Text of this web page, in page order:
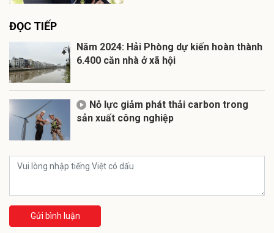
ĐỌC TIẾP
Năm 2024: Hải Phòng dự kiến hoàn thành
6.400 căn nhà ở xã hội
Nỗ lực giảm phát thải carbon trong
sản xuất công nghiệp
Gửi bình luận